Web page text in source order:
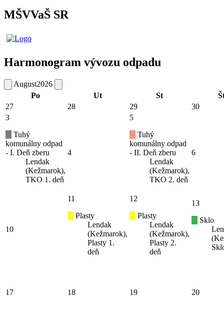
MŠVVaŠ SR
Harmonogram vývozu odpadu
August2026
Po
Ut St
27
28 29
30
3
Tuhý
komunálny odpad
- I. Deň zberu
Lendak
(Kežmarok),
TKO 1. deň
4
5
Tuhý
komunálny odpad
- II. Deň zberu
Lendak
(Kežmarok),
TKO 2. deň
6
10
11
Plasty
Lendak
(Kežmarok),
Plasty 1.
deň
12
Plasty
Lendak
(Kežmarok),
Plasty 2.
deň
13
Sklo
17 18 19 20